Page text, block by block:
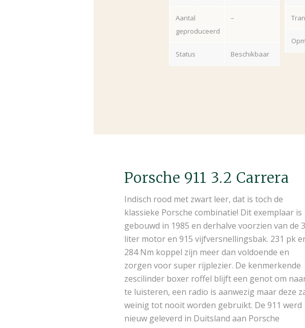
Aantal
geproduceerd
–
Status Beschikbaar
Porsche 911 3.2 Carrera
Indisch rood met zwart leer, dat is toch de
klassieke Porsche combinatie! Dit exemplaar is
gebouwd in 1985 en derhalve voorzien van de
liter motor en 915 vijfversnellingsbak. 231 pk
284 Nm koppel zijn meer dan voldoende en
zorgen voor super rijplezier. De kenmerkende
zescilinder boxer roffel blijft een genot om
te luisteren, een radio is aanwezig maar deze
weinig tot nooit worden gebruikt. De 911 werd
nieuw geleverd in Duitsland aan Porsche